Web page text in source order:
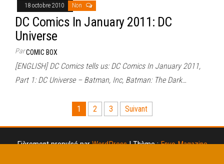
18 octobre 2010 Non
DC Comics In January 2011: DC
Universe
ParCOMIC BOX
[ENGLISH] DC Comics tells us: DC Comics In January 2011,
Part 1: DC Universe – Batman, Inc, Batman: The Dark…
des
publications
1 2 3 Suivant
Fièrement propulsé parWordPress |Thème :Envo Magazine